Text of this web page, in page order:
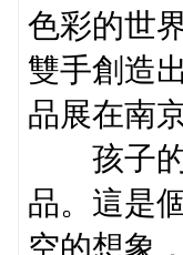
色彩的世
雙手創造
品展在南
孩子的
品。這是
空的想象